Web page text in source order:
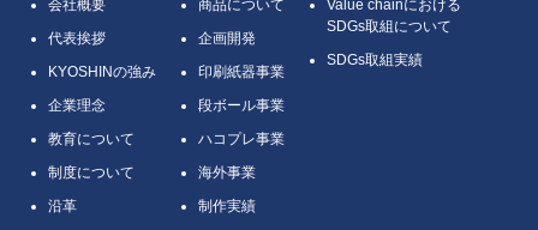
会社概要
代表挨拶
KYOSHINの強み
企業理念
教育について
制度について
沿革
商品について
企画開発
印刷紙器事業
段ボール事業
ハコプレ事業
海外事業
制作実績
Value chainにおける
SDGs取組について
SDGs取組実績